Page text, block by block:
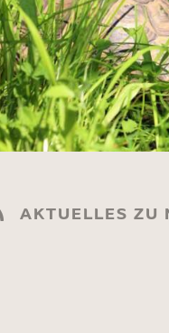
AKTUELLES ZU